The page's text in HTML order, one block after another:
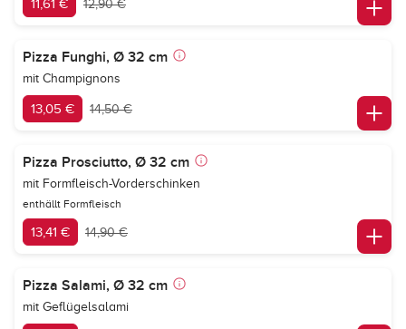
11,61 € 12,90 €
Pizza Funghi, Ø 32 cm
mit Champignons
13,05 € 14,50 €
Pizza Prosciutto, Ø 32 cm
mit Formfleisch-Vorderschinken
enthällt Formfleisch
13,41 € 14,90 €
Pizza Salami, Ø 32 cm
mit Geflügelsalami